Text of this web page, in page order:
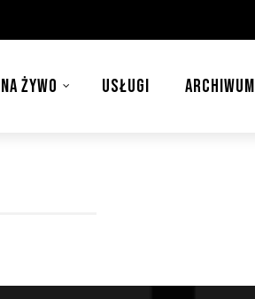
NA ŻYWO USŁUGI ARCHIWUM